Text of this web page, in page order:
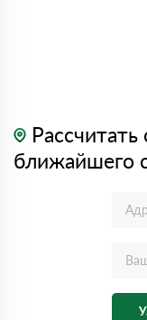
ближайшего